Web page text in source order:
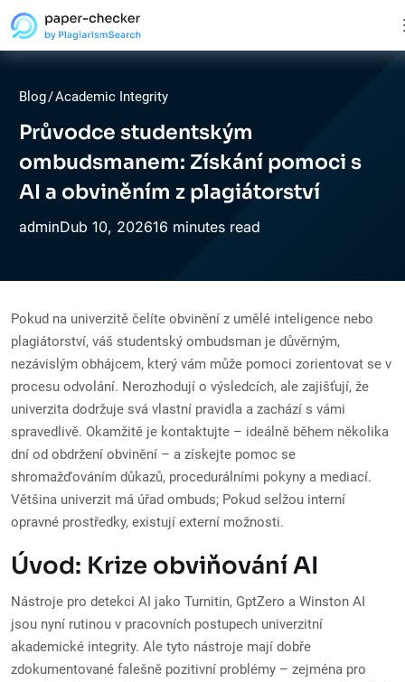
Blog/Academic Integrity
Průvodce studentským
ombudsmanem: Získání pomoci s
AI a obviněním z plagiátorství
adminDub 10, 202616 minutes read
Pokud na univerzitě čelíte obvinění z umělé inteligence nebo
plagiátorství, váš studentský ombudsman je důvěrným,
nezávislým obhájcem, který vám může pomoci zorientovat se v
procesu odvolání. Nerozhodují o výsledcích, ale zajišťují, že
univerzita dodržuje svá vlastní pravidla a zachází s vámi
spravedlivě. Okamžitě je kontaktujte – ideálně během několika
dní od obdržení obvinění – a získejte pomoc se
shromažďováním důkazů, procedurálními pokyny a mediací.
Většina univerzit má úřad ombuds; Pokud selžou interní
opravné prostředky, existují externí možnosti.
Úvod: Krize obviňování AI
Nástroje pro detekci AI jako Turnitin, GptZero a Winston AI
jsou nyní rutinou v pracovních postupech univerzitní
akademické integrity. Ale tyto nástroje mají dobře
zdokumentované falešně pozitivní problémy – zejména pro